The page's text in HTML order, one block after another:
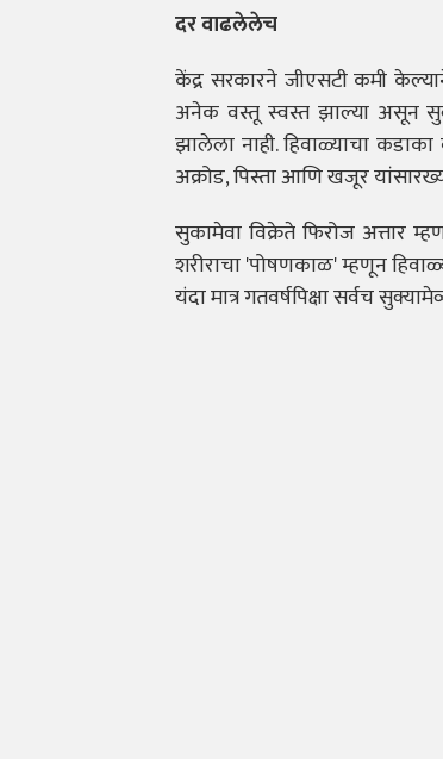
दर वाढलेलेच
केंद्र सरकारने जीएसटी कमी
अनेक वस्तू स्वस्त झाल्या असून
झालेला नाही. हिवाळ्याचा
अक्रोड, पिस्ता आणि खजूर
सुकामेवा विक्रेते फिरोज अत्तार
शरीराचा 'पोषणकाळ' म्हणून
यंदा मात्र गतवर्षपिक्षा सर्वच